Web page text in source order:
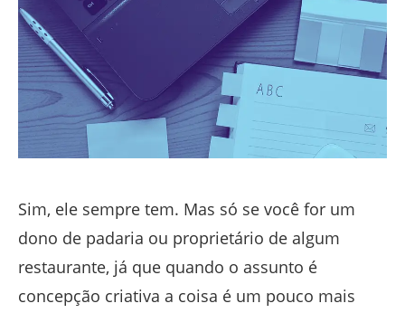
Sim, ele sempre tem. Mas só se você for um
dono de padaria ou proprietário de algum
restaurante, já que quando o assunto é
concepção criativa a coisa é um pouco mais